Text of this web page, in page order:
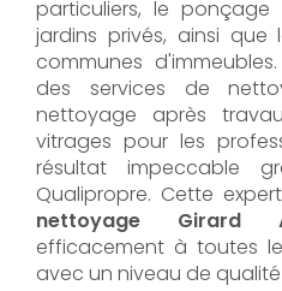
particuliers, le ponçage
jardins privés, ainsi
communes
des services de
nettoyage après
vitrages pour les
résultat impeccable
Qualipropre. Cette
nettoyage Girard
efficacement à toutes
avec un niveau de